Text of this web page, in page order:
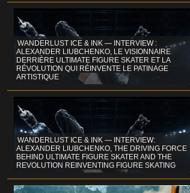
WANDERLUST ICE & INK — INTERVIEW :
ALEXANDER LIUBCHENKO, LE VISIONNAIRE
DERRIÈRE ULTIMATE FIGURE SKATER ET LA
RÉVOLUTION QUI RÉINVENTE LE PATINAGE
ARTISTIQUE
WANDERLUST ICE & INK — INTERVIEW:
ALEXANDER LIUBCHENKO, THE DRIVING FORCE
BEHIND ULTIMATE FIGURE SKATER AND THE
REVOLUTION REINVENTING FIGURE SKATING